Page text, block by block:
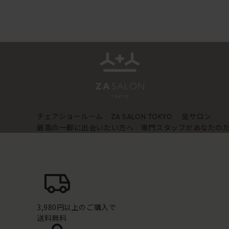
チェアショールーム ZA SALON TOKYO
坐サロン
最高の一脚に出会いたい方へ 専門スタッフがあなたの
3,980円以上のご購入で
送料無料